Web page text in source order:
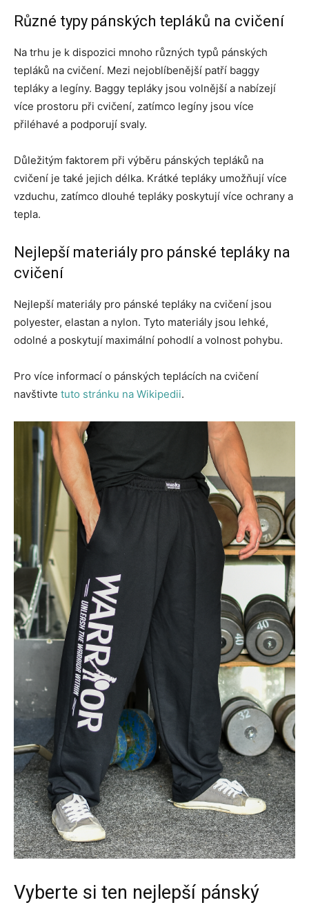
Různé typy pánských tepláků na cvičení
Na trhu je k dispozici mnoho různých typů pánských
tepláků na cvičení. Mezi nejoblíbenější patří baggy
tepláky a legíny. Baggy tepláky jsou volnější a nabízejí
více prostoru při cvičení, zatímco legíny jsou více
přiléhavé a podporují svaly.
Důležitým faktorem při výběru pánských tepláků na
cvičení je také jejich délka. Krátké tepláky umožňují více
vzduchu, zatímco dlouhé tepláky poskytují více ochrany a
tepla.
Nejlepší materiály pro pánské tepláky na
cvičení
Nejlepší materiály pro pánské tepláky na cvičení jsou
polyester, elastan a nylon. Tyto materiály jsou lehké,
odolné a poskytují maximální pohodlí a volnost pohybu.
Pro více informací o pánských teplácích na cvičení
navštivte tuto stránku na Wikipedii.
Vyberte si ten nejlepší pánský